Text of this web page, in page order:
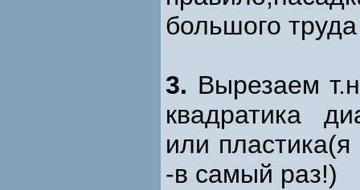
большого
3. Вырезаем
квадратика
или
-в самый раз!)